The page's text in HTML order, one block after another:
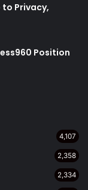
to Privacy,
Position
4,107
2,358
2,334